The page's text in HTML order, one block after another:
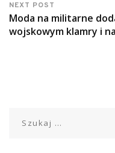
NEXT POST
Moda na militarne
wojskowym klamry i